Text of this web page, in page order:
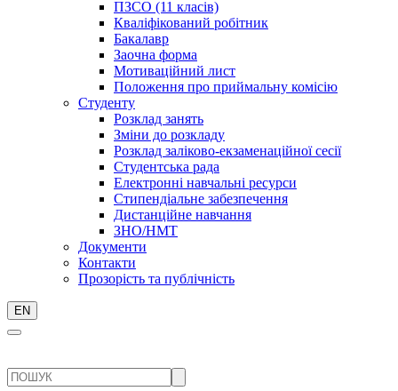
ПЗСО (11 класів)
Кваліфікований робітник
Бакалавр
Заочна форма
Мотиваційний лист
Положення про приймальну комісію
Студенту
Розклад занять
Зміни до розкладу
Розклад заліково-екзаменаційної сесії
Студентська рада
Електронні навчальні ресурси
Стипендіальне забезпечення
Дистанційне навчання
ЗНО/НМТ
Документи
Контакти
Прозорість та публічність
EN